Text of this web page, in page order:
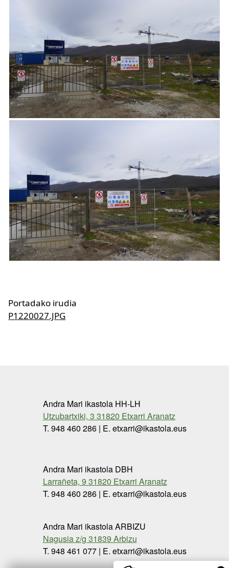
Portadako irudia
P1220027.JPG
Andra Mari ikastola HH-LH
Utzubartxiki, 3 31820 Etxarri Aranatz
T. 948 460 286 | E. etxarri@ikastola.eus
Andra Mari ikastola DBH
Larrañeta, 9 31820 Etxarri Aranatz
T. 948 460 286 | E. etxarri@ikastola.eus
Andra Mari ikastola ARBIZU
Nagusia z/g 31839 Arbizu
T. 948 461 077 | E. etxarri@ikastola.eus